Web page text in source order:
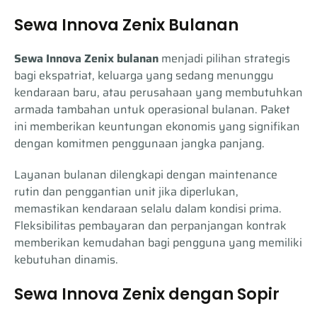
Sewa Innova Zenix Bulanan
Sewa Innova Zenix bulanan menjadi pilihan strategis
bagi ekspatriat, keluarga yang sedang menunggu
kendaraan baru, atau perusahaan yang membutuhkan
armada tambahan untuk operasional bulanan. Paket
ini memberikan keuntungan ekonomis yang signifikan
dengan komitmen penggunaan jangka panjang.
Layanan bulanan dilengkapi dengan maintenance
rutin dan penggantian unit jika diperlukan,
memastikan kendaraan selalu dalam kondisi prima.
Fleksibilitas pembayaran dan perpanjangan kontrak
memberikan kemudahan bagi pengguna yang memiliki
kebutuhan dinamis.
Sewa Innova Zenix dengan Sopir